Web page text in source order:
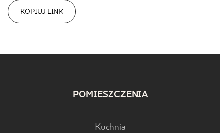
KOPIUJ LINK
POMIESZCZENIA
Kuchnia